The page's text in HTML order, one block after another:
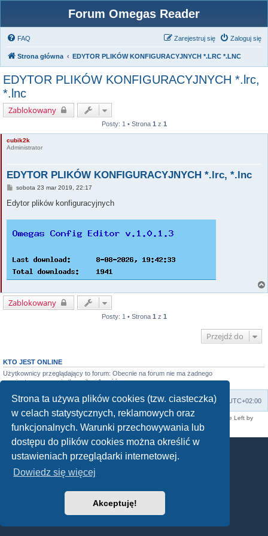
Strona ta używa plików cookies (tzw. ciasteczka)
w celach statystycznych, reklamowych oraz
funkcjonalnych. Warunki przechowywania lub
dostępu do plików cookies można określić w
ustawieniach przeglądarki internetowej.
Dowiedz się więcej
Akceptuję!
Forum Omegas Reader
FAQ Zaloguj się
Zarejestruj się
Strona główna EDYTOR PLIKÓW KONFIGURACYJNYCH *.LRC *.LNC
EDYTOR PLIKÓW KONFIGURACYJNYCH *.lrc,
*.lnc
Zablokowany
Posty: 1 • Strona 1 z 1
cubik2k
Administrator
EDYTOR PLIKÓW KONFIGURACYJNYCH *.lrc, *.lnc
P
s
sobota 23 mar 2019, 22:17
Edytor plików konfiguracyjnych
Zablokowany
Posty: 1 • Strona 1 z 1
Przejdź do
KTO JEST ONLINE
Użytkownicy przeglądający to forum: Obecnie na forum nie ma żadnego
zarejestrowanego użytkownika i 1 gość
Strona główna Strefa czasowa UTC+02:00
Usuń ciasteczka witryny
Technologię dostarczaphpBB® Forum Software © phpBB Limited | SE Square Left by
PhpBB3 BBCodes
Polski pakiet językowy dostarczaphpBB.pl